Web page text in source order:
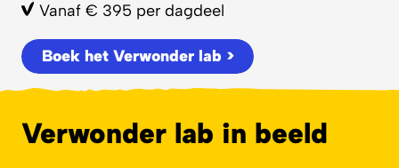
Vanaf € 395 per dagdeel
Boek het Verwonder lab >
Verwonder lab in beeld